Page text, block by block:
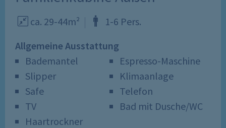
ca. 29-44m² 1-6 Pers.
Allgemeine Ausstattung
Bademantel
Espresso-Maschine
Slipper
Klimaanlage
Safe
Telefon
TV
Bad mit Dusche/WC
Haartrockner